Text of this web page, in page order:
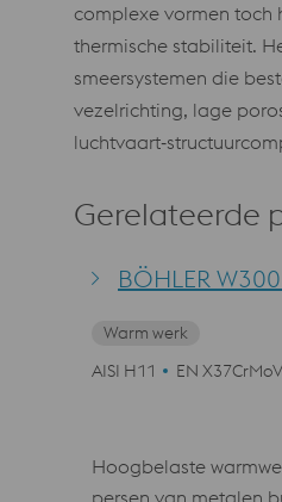
complexe vormen toch
thermische stabiliteit.
smeersystemen die
vezelrichting, lage
Gerelateerde
BÖHLER
Warm werk
AISI H11
EN
Hoogbelaste
persen van metalen